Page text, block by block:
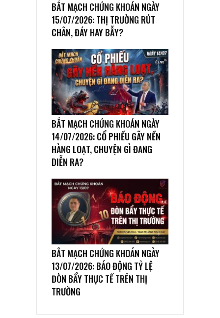
BẮT MẠCH CHỨNG KHOÁN NGÀY
15/07/2026: THỊ TRƯỜNG RÚT
CHÂN, ĐÁY HAY BẪY?
BẮT MẠCH CHỨNG KHOÁN NGÀY
14/07/2026: CỔ PHIẾU GÃY NỀN
HÀNG LOẠT, CHUYỆN GÌ ĐANG
DIỄN RA?
BẮT MẠCH CHỨNG KHOÁN NGÀY
13/07/2026: BÁO ĐỘNG TỶ LỆ
ĐÒN BẨY THỰC TẾ TRÊN THỊ
TRƯỜNG